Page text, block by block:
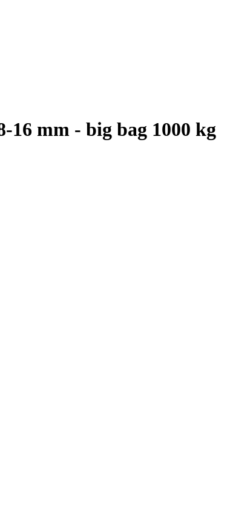
16 mm - big bag 1000 kg